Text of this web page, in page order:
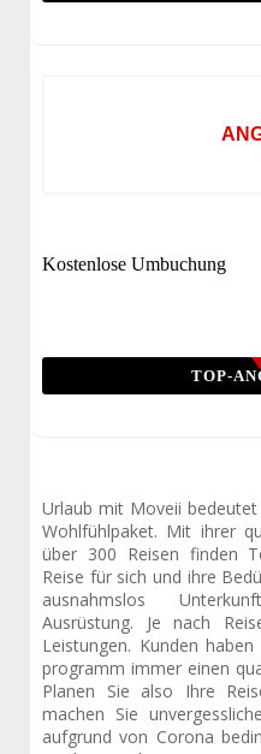
Kostenlose Umbuchung
TOP-
Urlaub mit Moveii
Wohlfühlpaket. Mit ihrer
über 300 Reisen finden
Reise für sich und ihre
ausnahmslos
Ausrüstung. Je nach
Leistungen. Kunden
programm immer einen
Planen Sie also Ihre
machen Sie
aufgrund von Corona